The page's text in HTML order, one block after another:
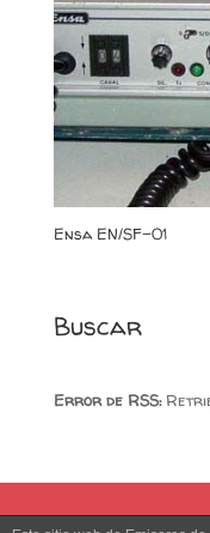
Ensa EN/SF-01
Buscar
Error de RSS: